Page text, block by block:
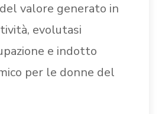
valore generato in
evolutasi
e indotto
per le donne del